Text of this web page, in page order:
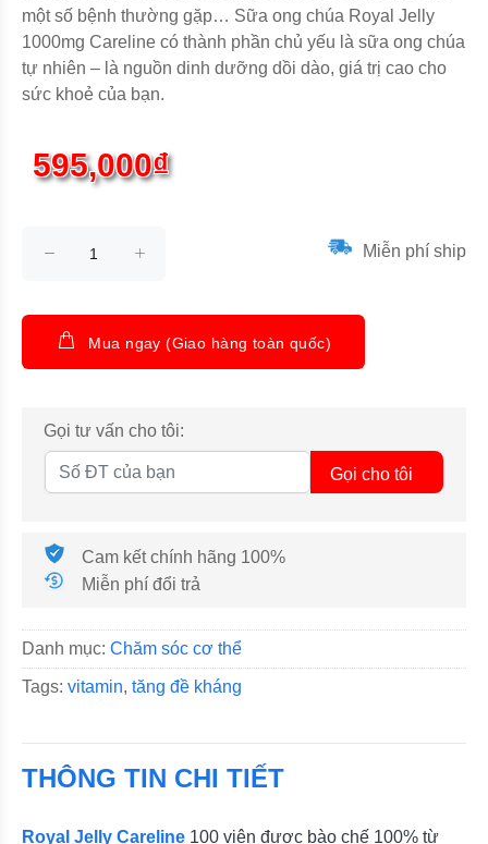
một số bệnh thường gặp… Sữa ong chúa Royal Jelly
1000mg Careline có thành phần chủ yếu là sữa ong chúa
tự nhiên – là nguồn dinh dưỡng dồi dào, giá trị cao cho
sức khoẻ của bạn.
595,000₫
Miễn phí ship
Mua ngay (Giao hàng toàn quốc)
Gọi tư vấn cho tôi:
Gọi cho tôi
Cam kết chính hãng 100%
Miễn phí đổi trả
Danh mục: Chăm sóc cơ thể
Tags: vitamin, tăng đề kháng
THÔNG TIN CHI TIẾT
Royal Jelly Careline 100 viên được bào chế 100% từ